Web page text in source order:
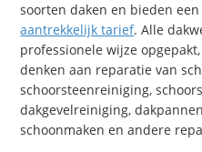
soorten daken en bieden
aantrekkelijk tarief. Alle
professionele wijze
denken aan reparatie van
schoorsteenreiniging,
dakgevelreiniging,
schoonmaken en andere